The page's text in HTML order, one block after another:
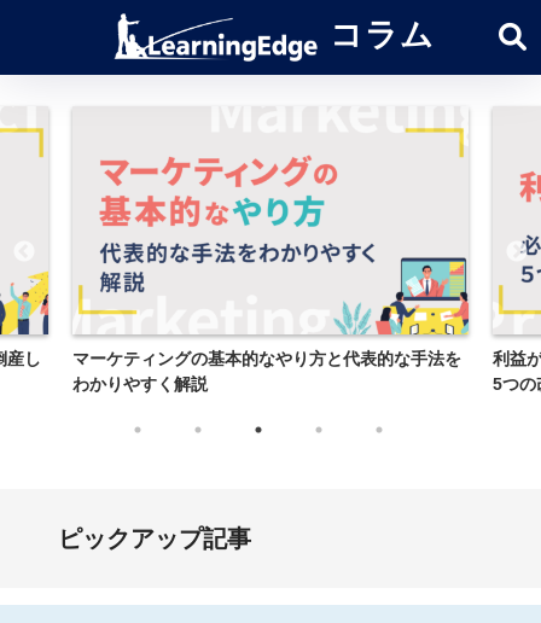
コラム
方と代表的な手法を
利益が出ない原因とは？必ず見直すべきポ
5つの改善策
ピックアップ記事